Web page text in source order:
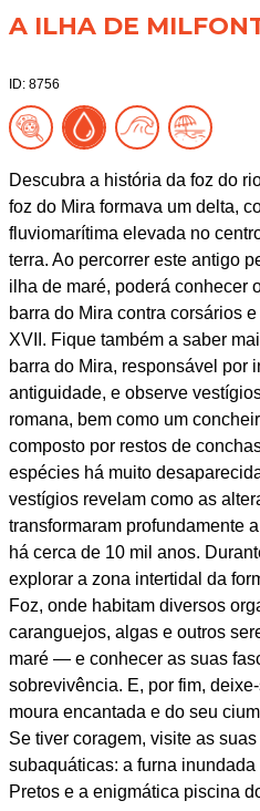
A ILHA DE
ID: 8756
Descubra a história da foz do
foz do Mira formava um delta,
fluviomarítima elevada no
terra. Ao percorrer este antigo
ilha de maré, poderá conhecer
barra do Mira contra corsários
XVII. Fique também a saber
barra do Mira, responsável por
antiguidade, e observe
romana, bem como um
composto por restos de
espécies há muito
vestígios revelam como as
transformaram profundamente
há cerca de 10 mil anos.
explorar a zona intertidal da
Foz, onde habitam diversos
caranguejos, algas e outros
maré — e conhecer as suas
sobrevivência. E, por fim,
moura encantada e do seu
Se tiver coragem, visite as
subaquáticas: a furna
Pretos e a enigmática piscina